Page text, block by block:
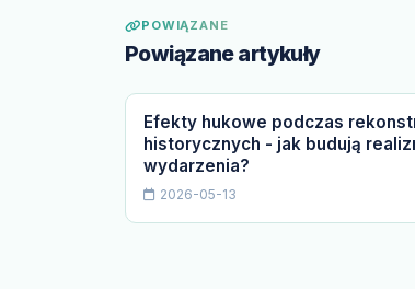
POWIĄZANE
Powiązane artykuły
Efekty hukowe podczas
historycznych - jak budują
wydarzenia?
2026-05-13